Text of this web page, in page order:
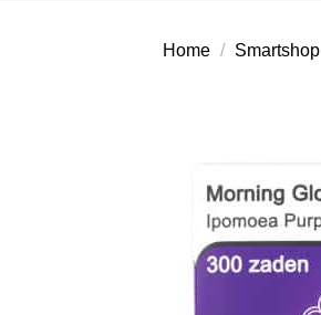
Home / Smartshop